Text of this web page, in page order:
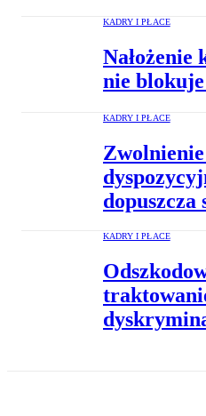
KADRY I PŁACE
nie
KADRY I PŁACE
KADRY I PŁACE